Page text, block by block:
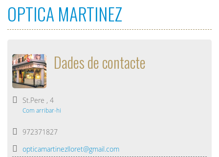
OPTICA MARTINEZ
Dades de contacte
St.Pere , 4
Com arribar-hi
972371827
opticamartinezlloret@gmail.com